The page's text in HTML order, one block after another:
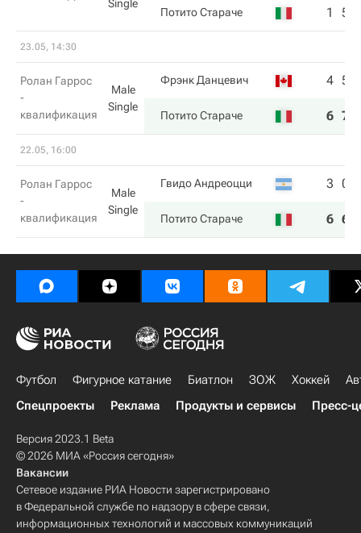
Single
Потито Стараче 1 5
23.05, 14:30
Ролан Гаррос
-
квалификация
Male
Single
Фрэнк Данцевич 4 5
Потито Стараче 6 7
22.05, 16:00
Ролан Гаррос
-
квалификация
Male
Single
Гвидо Андреоцци 3 0
Потито Стараче 6 6
Футбол Фигурное катание Биатлон ЗОЖ Хоккей
Спецпроекты
Реклама Продукты и сервисы Пресс-
Версия 2023.1 Beta
© 2026 МИА «Россия сегодня»
Вакансии
Сетевое издание РИА Новости зарегистрировано
в Федеральной службе по надзору в сфере связи,
информационных технологий и массовых коммуникаций